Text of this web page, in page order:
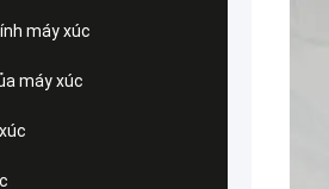
máy xúc
máy xúc